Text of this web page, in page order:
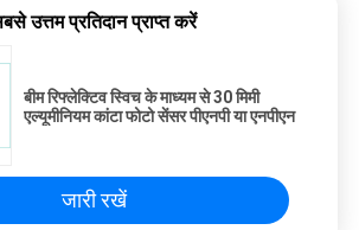
उत्तम प्रतिदान प्राप्त करें
बीम रिफ्लेक्टिव स्विच के माध्यम से 30 मिमी
एल्यूमीनियम कांटा फोटो सेंसर पीएनपी या एनपीएन
जारी रखें